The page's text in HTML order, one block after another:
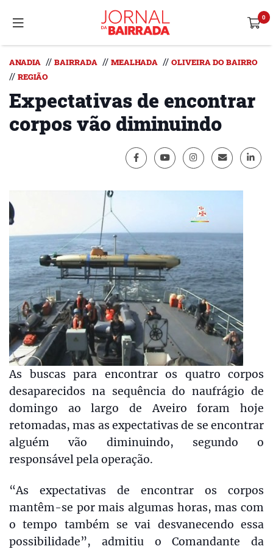
ANADIA // BAIRRADA // MEALHADA // OLIVEIRA DO BAIRRO
// REGIÃO
Expectativas de encontrar
corpos vão diminuindo
As buscas para encontrar os quatro corpos
desaparecidos na sequência do naufrágio de
domingo ao largo de Aveiro foram hoje
retomadas, mas as expectativas de se encontrar
alguém vão diminuindo, segundo o
responsável pela operação.
“As expectativas de encontrar os corpos
mantêm-se por mais algumas horas, mas com
o tempo também se vai desvanecendo essa
possibilidade”, admitiu o Comandante da